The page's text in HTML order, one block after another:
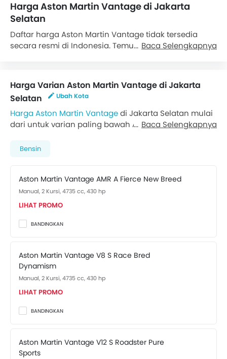
Harga Aston Martin Vantage di Jakarta
Selatan
Daftar harga Aston Martin Vantage tidak tersedia
secara resmi di Indonesia. Temukan harga terbaik
Baca Selengkapnya
Harga Varian Aston Martin Vantage di Jakarta
Selatan
Ubah Kota
Harga Aston Martin Vantagedi Jakarta Selatan mulai
dari untuk varian paling bawah AMR A Fierce New
Performance dihargai . Kunjungi
tersedia di Indonesia. Lihat harganya di bawah ini.
Baca Selengkapnya
Bensin
Aston Martin Vantage AMR A Fierce New Breed
Manual, 2 Kursi, 4735 cc, 430 hp
LIHAT PROMO
BANDINGKAN
Aston Martin Vantage V8 S Race Bred
Dynamism
Manual, 2 Kursi, 4735 cc, 430 hp
LIHAT PROMO
BANDINGKAN
Aston Martin Vantage V12 S Roadster Pure
Sports